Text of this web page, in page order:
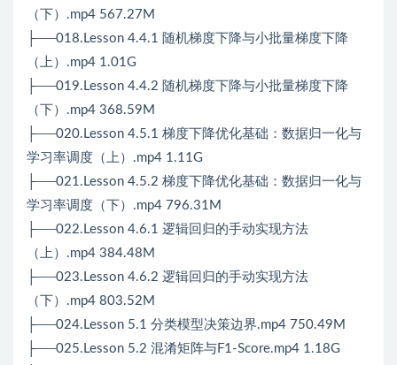
（下）.mp4 567.27M
├──018.Lesson 4.4.1 随机梯度下降与小批量梯度下降
（上）.mp4 1.01G
├──019.Lesson 4.4.2 随机梯度下降与小批量梯度下降
（下）.mp4 368.59M
├──020.Lesson 4.5.1 梯度下降优化基础：数据归一化与
学习率调度（上）.mp4 1.11G
├──021.Lesson 4.5.2 梯度下降优化基础：数据归一化与
学习率调度（下）.mp4 796.31M
├──022.Lesson 4.6.1 逻辑回归的手动实现方法
（上）.mp4 384.48M
├──023.Lesson 4.6.2 逻辑回归的手动实现方法
（下）.mp4 803.52M
├──024.Lesson 5.1 分类模型决策边界.mp4 750.49M
├──025.Lesson 5.2 混淆矩阵与F1-Score.mp4 1.18G